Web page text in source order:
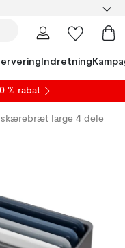
Indretning
% rabat
skærebræt large 4 dele